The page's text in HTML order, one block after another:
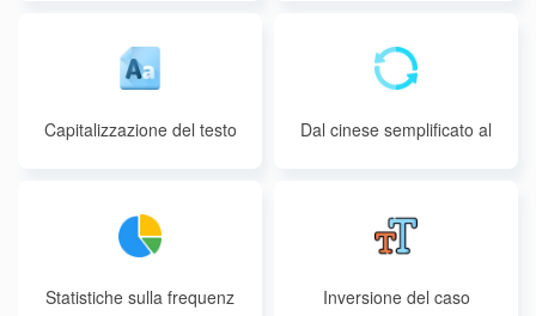
Capitalizzazione del testo
Dal cinese semplificato al
Statistiche sulla frequenz Inversione del caso